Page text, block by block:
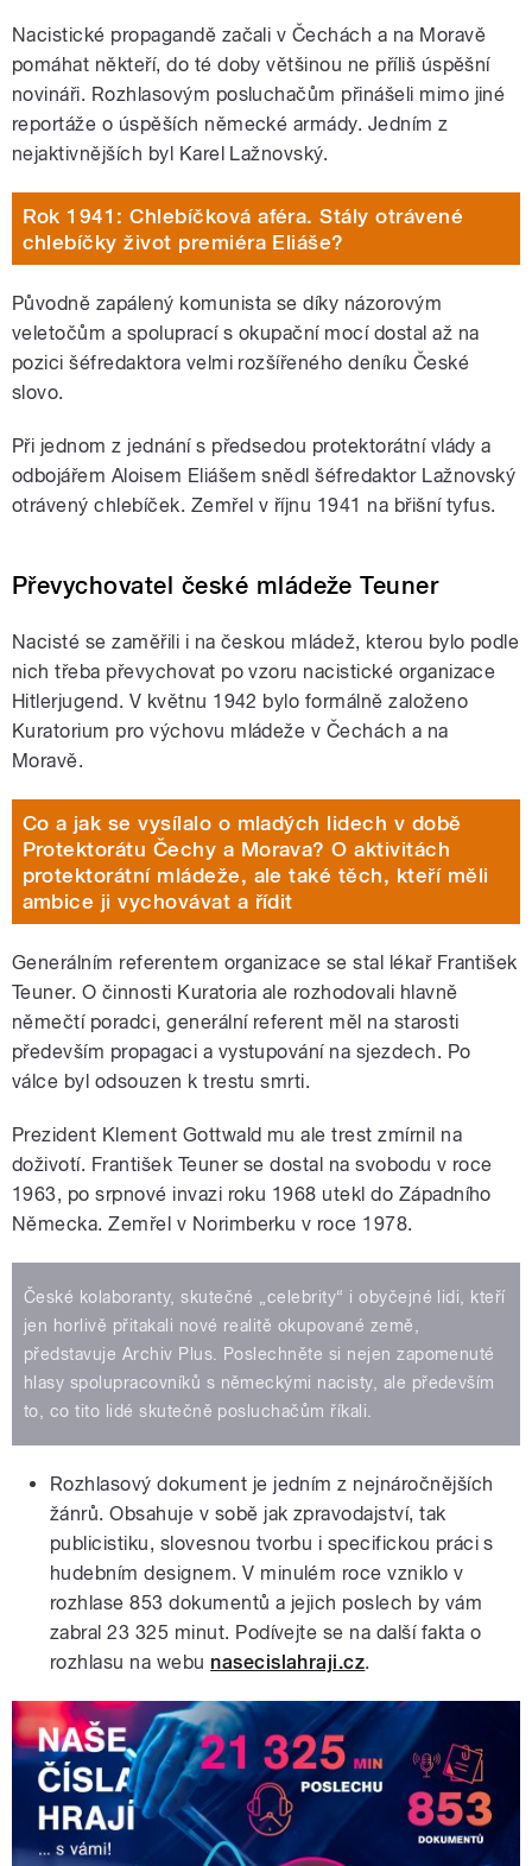
Nacistické propagandě začali v Čechách a na Moravě
pomáhat někteří, do té doby většinou ne příliš úspěšní
novináři. Rozhlasovým posluchačům přinášeli mimo jiné
reportáže o úspěších německé armády. Jedním z
nejaktivnějších byl Karel Lažnovský.
Rok 1941: Chlebíčková aféra. Stály otrávené
chlebíčky život premiéra Eliáše?
Původně zapálený komunista se díky názorovým
veletočům a spoluprací s okupační mocí dostal až na
pozici šéfredaktora velmi rozšířeného deníku České
slovo.
Při jednom z jednání s předsedou protektorátní vlády a
odbojářem Aloisem Eliášem snědl šéfredaktor Lažnovský
otrávený chlebíček. Zemřel v říjnu 1941 na břišní tyfus.
Převychovatel české mládeže Teuner
Nacisté se zaměřili i na českou mládež, kterou bylo podle
nich třeba převychovat po vzoru nacistické organizace
Hitlerjugend. V květnu 1942 bylo formálně založeno
Kuratorium pro výchovu mládeže v Čechách a na
Moravě.
Co a jak se vysílalo o mladých lidech v době
Protektorátu Čechy a Morava? O aktivitách
protektorátní mládeže, ale také těch, kteří měli
ambice ji vychovávat a řídit
Generálním referentem organizace se stal lékař František
Teuner. O činnosti Kuratoria ale rozhodovali hlavně
němečtí poradci, generální referent měl na starosti
především propagaci a vystupování na sjezdech. Po
válce byl odsouzen k trestu smrti.
Prezident Klement Gottwald mu ale trest zmírnil na
doživotí. František Teuner se dostal na svobodu v roce
1963, po srpnové invazi roku 1968 utekl do Západního
Německa. Zemřel v Norimberku v roce 1978.
České kolaboranty, skutečné „celebrity“ i obyčejné lidi, kteří
jen horlivě přitakali nové realitě okupované země,
představuje Archiv Plus. Poslechněte si nejen zapomenuté
hlasy spolupracovníků s německými nacisty, ale především
to, co tito lidé skutečně posluchačům říkali.
Rozhlasový dokument je jedním z nejnáročnějších
žánrů. Obsahuje v sobě jak zpravodajství, tak
publicistiku, slovesnou tvorbu i specifickou práci s
hudebním designem. V minulém roce vzniklo v
rozhlase 853 dokumentů a jejich poslech by vám
zabral 23 325 minut. Podívejte se na další fakta o
rozhlasu na webu nasecislahraji.cz.